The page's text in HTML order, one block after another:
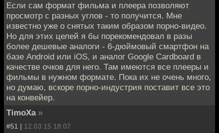
Если сам формат фильма и плеера позволяют
просмотр с разных углов - то получится. Мне
известно уже о снятых таким образом порно-видео.
Но для этих целей я бы порекомендовал в разы
более дешевые аналоги - 6-дюймовый смартфон на
базе Android или iOS, и аналог Google Cardboard в
качестве очков для него. Там имеются все плееры и
фильмы в нужном формате. Пока их не очень много,
но думаю, вскоре порно-индустрия поставит все это
на конвейер.
TimoXa »
#51 | 12.03.15 18:07